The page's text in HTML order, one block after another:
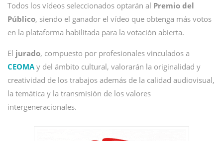
Todos los vídeos seleccionados optarán al Premio del
Público, siendo el ganador el vídeo que obtenga más votos
en la plataforma habilitada para la votación abierta.
El jurado, compuesto por profesionales vinculados a
CEOMAy del ámbito cultural, valorarán la originalidad y
creatividad de los trabajos además de la calidad audiovisual,
la temática y la transmisión de los valores
intergeneracionales.